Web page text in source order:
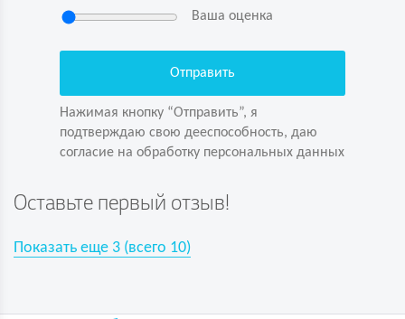
Ваша оценка
Нажимая кнопку “Отправить”, я
подтверждаю свою дееспособность, даю
согласие на обработку персональных данных
Оставьте первый отзыв!
Показать еще 3 (всего 10)
Нажимая кнопку “Отправить”, я
согласие на обработку персональных данных
Задайте вопрос первым!
Показать еще3(всего 10)